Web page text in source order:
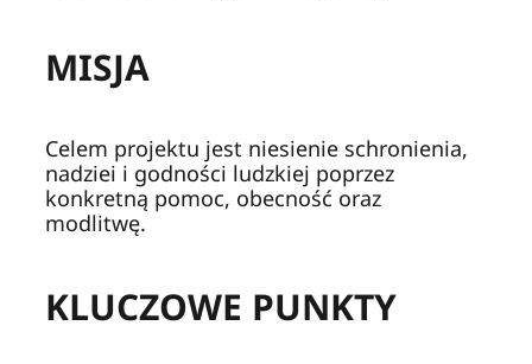
MISJA
Celem projektu jest niesienie schronienia,
nadziei i godności ludzkiej poprzez
konkretną pomoc, obecność oraz
modlitwę.
KLUCZOWE PUNKTY